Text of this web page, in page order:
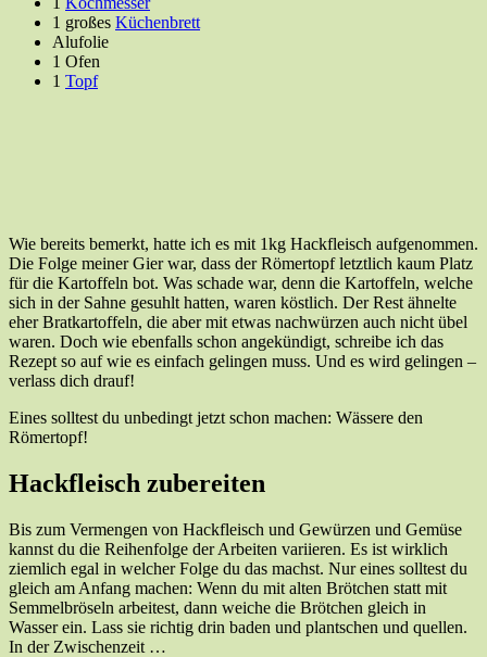
1 großes Küchenbrett
Alufolie
1 Ofen
1 Topf
Wie bereits bemerkt, hatte ich es mit 1kg Hackfleisch aufgenommen.
Die Folge meiner Gier war, dass der Römertopf letztlich kaum Platz
für die Kartoffeln bot. Was schade war, denn die Kartoffeln, welche
sich in der Sahne gesuhlt hatten, waren köstlich. Der Rest ähnelte
eher Bratkartoffeln, die aber mit etwas nachwürzen auch nicht übel
waren. Doch wie ebenfalls schon angekündigt, schreibe ich das
Rezept so auf wie es einfach gelingen muss. Und es wird gelingen –
verlass dich drauf!
Eines solltest du unbedingt jetzt schon machen: Wässere den
Römertopf!
Hackfleisch zubereiten
Bis zum Vermengen von Hackfleisch und Gewürzen und Gemüse
kannst du die Reihenfolge der Arbeiten variieren. Es ist wirklich
ziemlich egal in welcher Folge du das machst. Nur eines solltest du
gleich am Anfang machen: Wenn du mit alten Brötchen statt mit
Semmelbröseln arbeitest, dann weiche die Brötchen gleich in
Wasser ein. Lass sie richtig drin baden und plantschen und quellen.
In der Zwischenzeit …